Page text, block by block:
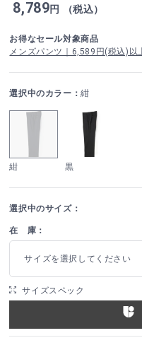
8,789円 （税込）
お得なセール対象商品
メンズパンツ｜6,589円(税込)
選択中のカラー：紺
紺 黒
選択中のサイズ：
在 庫：
サイズを選択してください
サイズスペック